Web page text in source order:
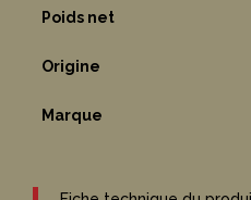
Poids net
Origine
Marque